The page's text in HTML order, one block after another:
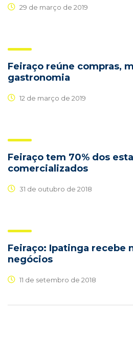
29 de março de 2019
Feiraço reúne compras,
gastronomia
12 de março de 2019
Feiraço tem 70% dos
comercializados
31 de outubro de 2018
Feiraço: Ipatinga recebe
negócios
11 de setembro de 2018